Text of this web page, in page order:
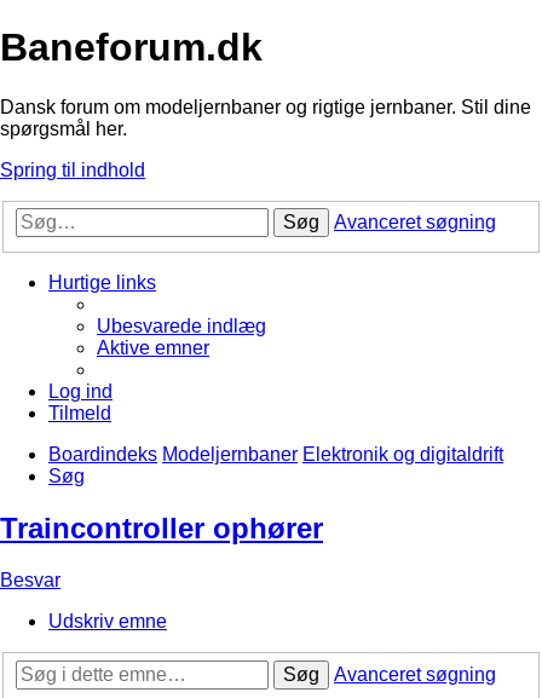
Baneforum.dk
Dansk forum om modeljernbaner og rigtige jernbaner. Stil dine
spørgsmål her.
Spring til indhold
Søg Avanceret søgning
Hurtige links
Ubesvarede indlæg
Aktive emner
Log ind
Tilmeld
Boardindeks Modeljernbaner Elektronik og digitaldrift
Søg
Traincontroller ophører
Besvar
Udskriv emne
Søg
Avanceret søgning